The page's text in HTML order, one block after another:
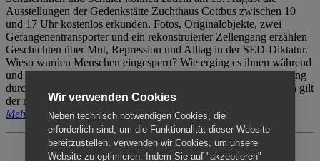
Ausstellungen der Gedenkstätte Zuchthaus Cottbus zwischen 10
und 17 Uhr kostenlos erkunden. Fotos, Originalobjekte, zwei
Gefangenentransporter und ein rekonstruierter Zellengang erzählen
Geschichten über Mut, Repression und Alltag in der SED-Diktatur.
Wieso wurden Menschen eingesperrt? Wie erging es ihnen während
und nach der Haft? Der Besuch erfolgt individuell ohne Betreuung
durch das Menschenrechtszentrum Cottbus. Für Begleitpersonen gilt
der reguläre Eintritt (8€ / ermäßigt 5€).
Mehr erfahren
Wir verwenden Cookies
Neben technisch notwendigen Cookies, die
erforderlich sind, um die Funktionalität dieser Website
bereitzustellen, verwenden wir Cookies, um unsere
Website zu optimieren. Indem Sie auf "akzeptieren"